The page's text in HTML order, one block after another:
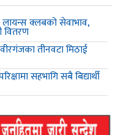
लायन्स क्लबको सेवाभाव,
वितरण
तीनवटा मिठाई
सहभागि सबै बिद्यार्थी